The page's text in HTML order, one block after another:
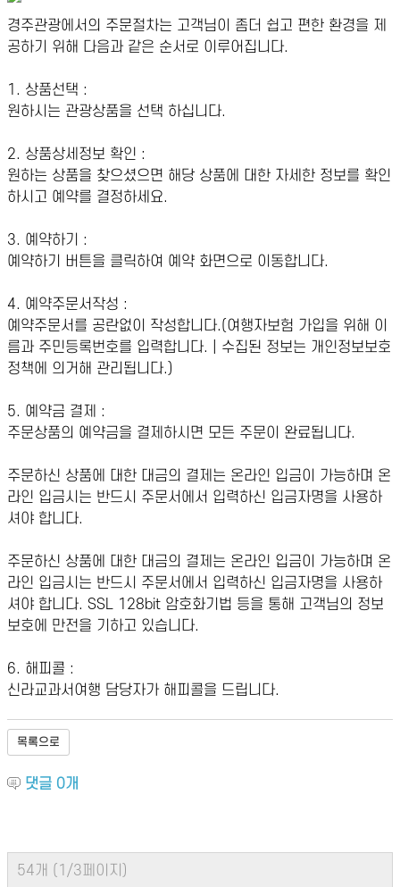
경주관광에서의 주문절차는 고객님이 좀더 쉽고 편한 환경을 제
공하기 위해 다음과 같은 순서로 이루어집니다.
1. 상품선택 :
원하시는 관광상품을 선택 하십니다.
2. 상품상세정보 확인 :
원하는 상품을 찾으셨으면 해당 상품에 대한 자세한 정보를 확인
하시고 예약를 결정하세요.
3. 예약하기 :
예약하기 버튼을 클릭하여 예약 화면으로 이동합니다.
4. 예약주문서작성 :
예약주문서를 공란없이 작성합니다.(여행자보험 가입을 위해 이
름과 주민등록번호를 입력합니다. | 수집된 정보는 개인정보보호
정책에 의거해 관리됩니다.)
5. 예약금 결제 :
주문상품의 예약금을 결제하시면 모든 주문이 완료됩니다.
주문하신 상품에 대한 대금의 결제는 온라인 입금이 가능하며 온
라인 입금시는 반드시 주문서에서 입력하신 입금자명을 사용하
셔야 합니다.
주문하신 상품에 대한 대금의 결제는 온라인 입금이 가능하며 온
라인 입금시는 반드시 주문서에서 입력하신 입금자명을 사용하
셔야 합니다. SSL 128bit 암호화기법 등을 통해 고객님의 정보
보호에 만전을 기하고 있습니다.
6. 해피콜 :
신라교과서여행 담당자가 해피콜을 드립니다.
목록으로
댓글 0개
54개 (1/3페이지)